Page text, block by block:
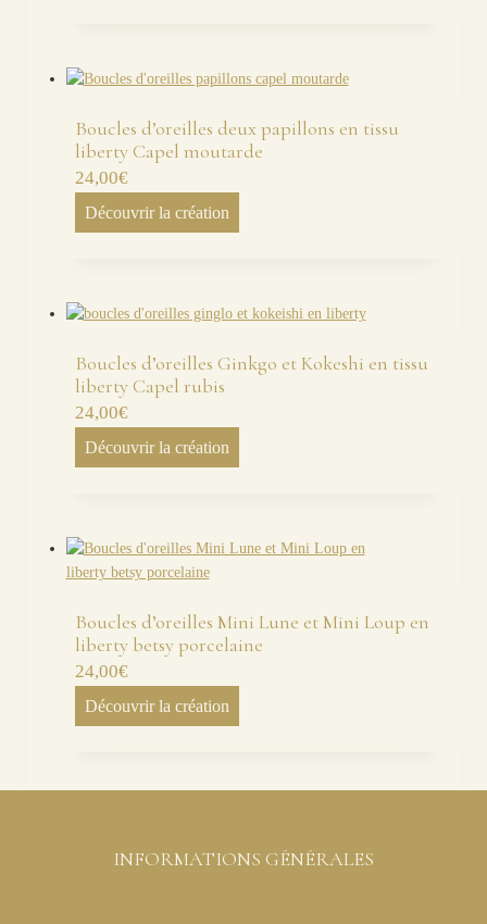
Boucles d’oreilles deux papillons en tissu
liberty Capel moutarde
24,00€
Découvrir la création
Boucles d’oreilles Ginkgo et Kokeshi en tissu
liberty Capel rubis
24,00€
Découvrir la création
Boucles d’oreilles Mini Lune et Mini Loup en
liberty betsy porcelaine
24,00€
Découvrir la création
INFORMATIONS GÉNÉRALES